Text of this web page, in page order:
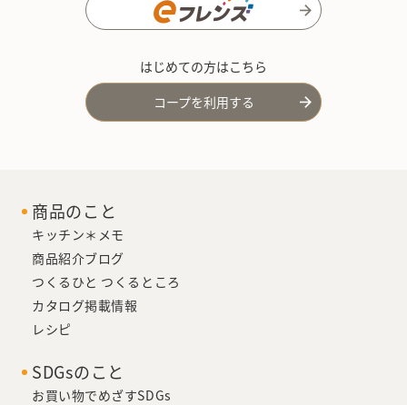
はじめての方はこちら
コープを利用する
商品のこと
キッチン＊メモ
商品紹介ブログ
つくるひと つくるところ
カタログ掲載情報
レシピ
SDGsのこと
お買い物でめざすSDGs